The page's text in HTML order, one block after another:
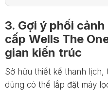
3. Gợi ý phối
cấp Wells The
gian kiến trúc
Sở hữu thiết kế thanh lịch,
dùng có thể lắp đặt máy